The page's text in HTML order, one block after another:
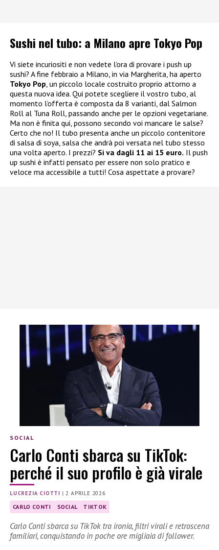
Sushi nel tubo: a Milano apre Tokyo Pop
Vi siete incuriositi e non vedete l’ora di provare i push up
sushi? A fine febbraio a Milano, in via Margherita, ha aperto
Tokyo Pop, un piccolo locale costruito proprio attorno a
questa nuova idea. Qui potete scegliere il vostro tubo, al
momento l’offerta è composta da 8 varianti, dal Salmon
Roll al Tuna Roll, passando anche per le opzioni vegetariane.
Ma non è finita qui, possono secondo voi mancare le salse?
Certo che no! Il tubo presenta anche un piccolo contenitore
di salsa di soya, salsa che andrà poi versata nel tubo stesso
una volta aperto. I prezzi? Si va dagli 11 ai 15 euro. Il push
up sushi è infatti pensato per essere non solo pratico e
veloce ma accessibile a tutti! Cosa aspettate a provare?
SOCIAL
Carlo Conti sbarca su TikTok:
perché il suo profilo è già virale
LUCREZIA CIOTTI | 2 APRILE 2026
CARLO CONTI SOCIAL TIKTOK
Carlo Conti sbarca su TikTok tra ironia, filtri virali e retroscena
familiari, conquistando in poche ore migliaia di follower.